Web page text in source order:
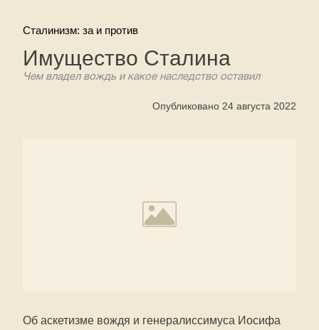
Сталинизм: за и против
Имущество Сталина
Чем владел вождь и какое наследство оставил
Опубликовано 24 августа 2022
Об аскетизме вождя и генералиссимуса Иосифа